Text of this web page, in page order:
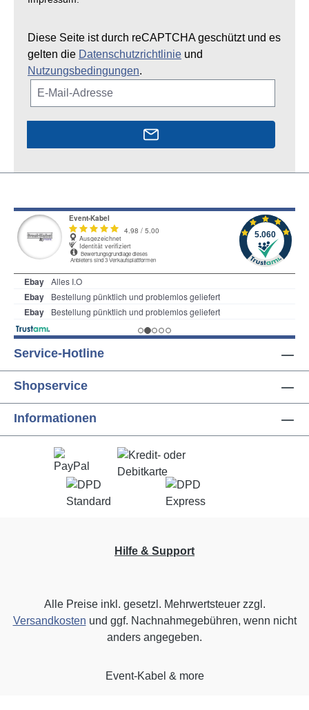
Diese Seite ist durch reCAPTCHA geschützt und es
gelten die Datenschutzrichtlinie und
Nutzungsbedingungen.
Service-Hotline
Shopservice
Informationen
Hilfe & Support
Alle Preise inkl. gesetzl. Mehrwertsteuer zzgl.
Versandkosten und ggf. Nachnahmegebühren, wenn nicht
anders angegeben.
Event-Kabel & more